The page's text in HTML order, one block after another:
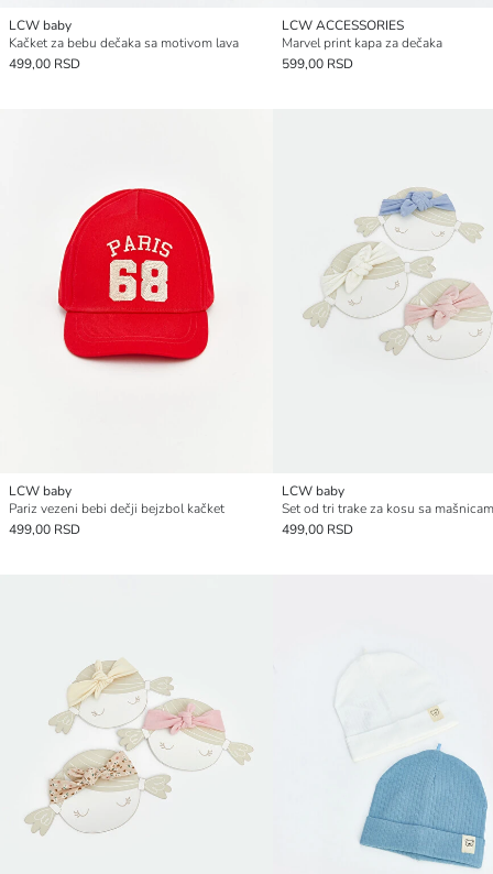
LCW baby
Kačket za bebu dečaka sa motivom lava
499,00 RSD
LCW ACCESSORIES
Marvel print kapa za dečaka
599,00 RSD
LCW baby
Pariz vezeni bebi dečji bejzbol kačket
499,00 RSD
LCW baby
499,00 RSD